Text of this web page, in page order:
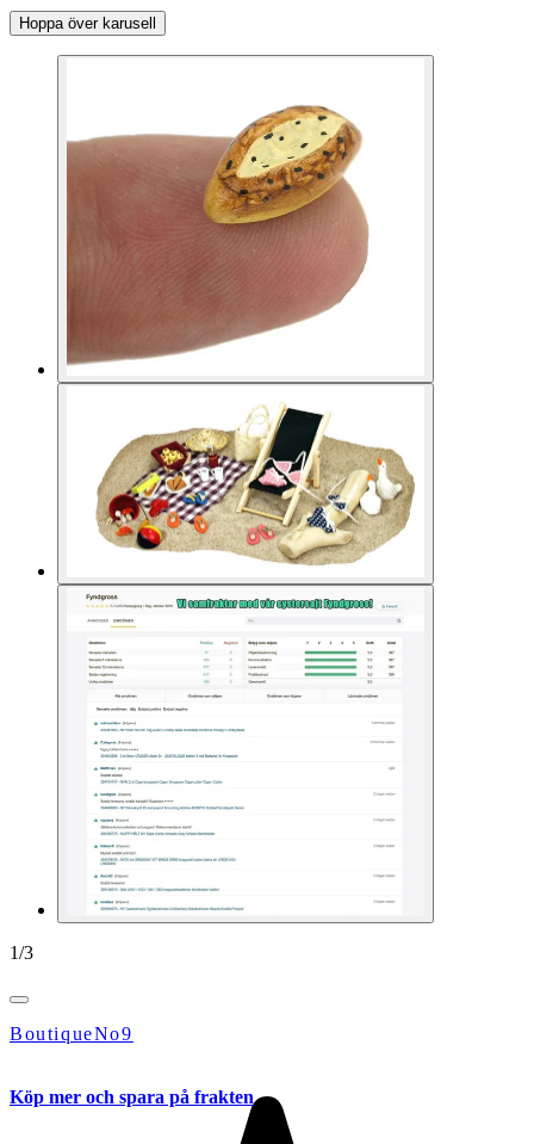
Hoppa över karusell
1/3
BoutiqueNo9
Köp mer och spara på frakten